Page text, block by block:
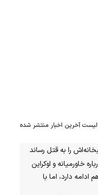
لیست آخرین اخبار منتشر شده
را به قتل رساند
خاورمیانه و اوکراین
دارد، اما با